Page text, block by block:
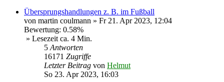
Übersprungshandlungen z. B. im Fußball
von martin coulmann » Fr 21. Apr 2023, 12:04
Bewertung: 0.58%
» Lesezeit ca. 4 Min.
5Antworten
16171 Zugriffe
Letzter Beitrag von Helmut
So 23. Apr 2023, 16:03